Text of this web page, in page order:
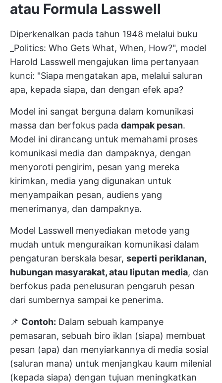
atau Formula Lasswell
Diperkenalkan pada tahun 1948 melalui buku
_Politics: Who Gets What, When, How?", model
Harold Lasswell mengajukan lima pertanyaan
kunci: "Siapa mengatakan apa, melalui saluran
apa, kepada siapa, dan dengan efek apa?
Model ini sangat berguna dalam komunikasi
massa dan berfokus pada dampak pesan.
Model ini dirancang untuk memahami proses
komunikasi media dan dampaknya, dengan
menyoroti pengirim, pesan yang mereka
kirimkan, media yang digunakan untuk
menyampaikan pesan, audiens yang
menerimanya, dan dampaknya.
Model Lasswell menyediakan metode yang
mudah untuk menguraikan komunikasi dalam
pengaturan berskala besar, seperti periklanan,
hubungan masyarakat, atau liputan media, dan
berfokus pada penelusuran pengaruh pesan
dari sumbernya sampai ke penerima.
📌 Contoh: Dalam sebuah kampanye
pemasaran, sebuah biro iklan (siapa) membuat
pesan (apa) dan menyiarkannya di media sosial
(saluran mana) untuk menjangkau kaum milenial
(kepada siapa) dengan tujuan meningkatkan